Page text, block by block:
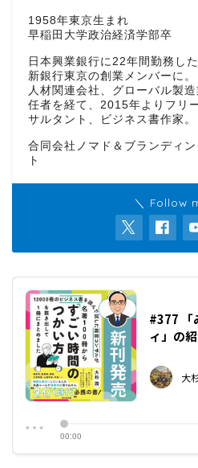
1958年東京生まれ
早稲田大学政治経済学部卒
日本興業銀行に22年間勤務し
新銀行東京の創業メンバーに。
人材関連会社、グローバル製
任者を経て、2015年よりフリ
サルタント、ビジネス書作家。
合同会社ノマド＆ブランディ
ト
＼ Follow